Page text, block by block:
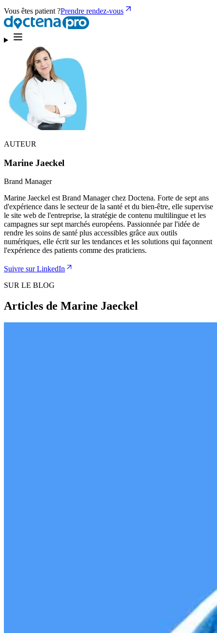
Vous êtes patient ?Prendre rendez-vous
AUTEUR
Marine Jaeckel
Brand Manager
Marine Jaeckel est Brand Manager chez Doctena. Forte de sept ans
d'expérience dans le secteur de la santé et du bien-être, elle supervise
le site web de l'entreprise, la stratégie de contenu multilingue et les
campagnes sur sept marchés européens. Passionnée par l'idée de
rendre les soins de santé plus accessibles grâce aux outils
numériques, elle écrit sur les tendances et les solutions qui façonnent
l'expérience des patients comme des praticiens.
Suivre sur LinkedIn
SUR LE BLOG
Articles de Marine Jaeckel